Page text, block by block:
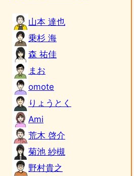
山本 達也
乗杉 海
森 祐佳
まお
omote
りょうとく
Ami
荒木 啓介
菊池 紗槻
野村貴之